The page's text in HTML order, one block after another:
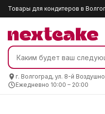
Товары для кондитеров в
г. Волгоград, ул. 8-й
Ежедневно 10:00 – 20:00